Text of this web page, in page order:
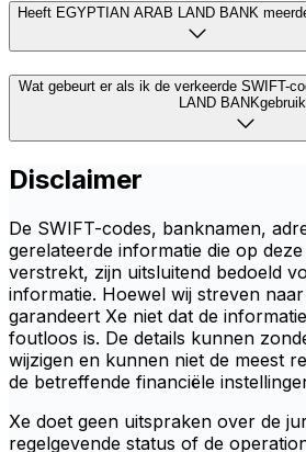
Heeft EGYPTIAN ARAB LAND BANK
Wat gebeurt er als ik de verkeerde SWIFT-
LAND
Disclaimer
De SWIFT-codes, banknamen,
gerelateerde informatie die op
verstrekt, zijn uitsluitend bedoeld
informatie. Hoewel wij streven
garandeert Xe niet dat de
foutloos is. De details kunnen
wijzigen en kunnen niet de meest
de betreffende financiële
Xe doet geen uitspraken over de
regelgevende status of de